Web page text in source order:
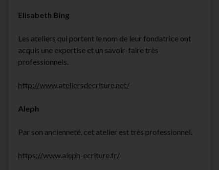
Elisabeth Bing
Les ateliers qui portent le nom de leur fondatrice ont
acquis une expertise et un savoir-faire très
professionnels.
http://www.ateliersdecriture.net/
Aleph
Par son ancienneté, cet atelier est très professionnel.
https://www.aleph-ecriture.fr/